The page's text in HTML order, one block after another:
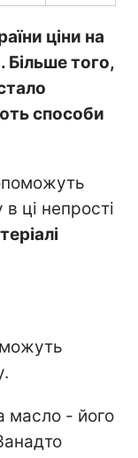
ціни на
Більше того,
способи
ці непрості
масло - його